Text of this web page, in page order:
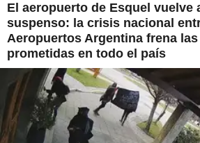
El aeropuerto de Esquel vuelve
suspenso: la crisis nacional
Aeropuertos Argentina frena
prometidas en todo el país